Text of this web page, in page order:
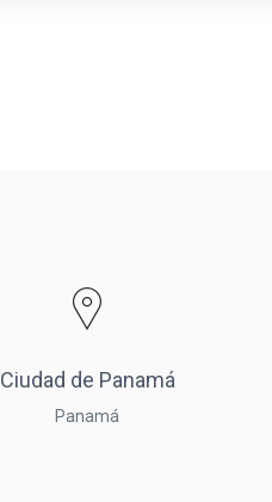
Ciudad de Panamá
Panamá